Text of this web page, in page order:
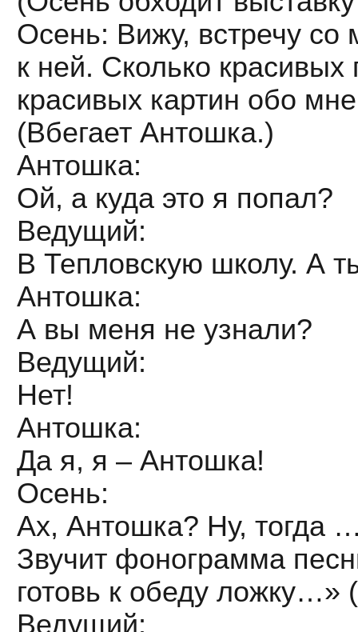
Осень: Вижу, встречу со
к ней. Сколько
красивых картин обо
(Вбегает Антошка.)
Антошка:
Ой, а куда это я попал?
Ведущий:
В Тепловскую школу. А
Антошка:
А вы меня не узнали?
Ведущий:
Нет!
Антошка:
Да я, я – Антошка!
Осень:
Ах, Антошка? Ну, тогда
Звучит фонограмма
готовь к обеду
Ведущий: